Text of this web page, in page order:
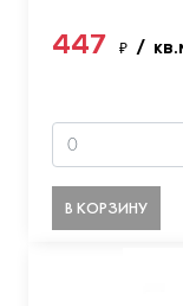
447 ₽ /
В КОРЗИНУ